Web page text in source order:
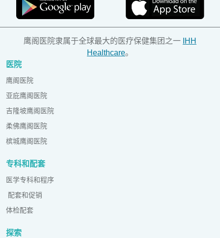
鹰阁医院隶属于全球最大的医疗保健集团之一 IHH
Healthcare。
医院
鹰阁医院
亚庇鹰阁医院
吉隆坡鹰阁医院
柔佛鹰阁医院
槟城鹰阁医院
专科和配套
医学专科和程序
配套和促销
体检配套
探索